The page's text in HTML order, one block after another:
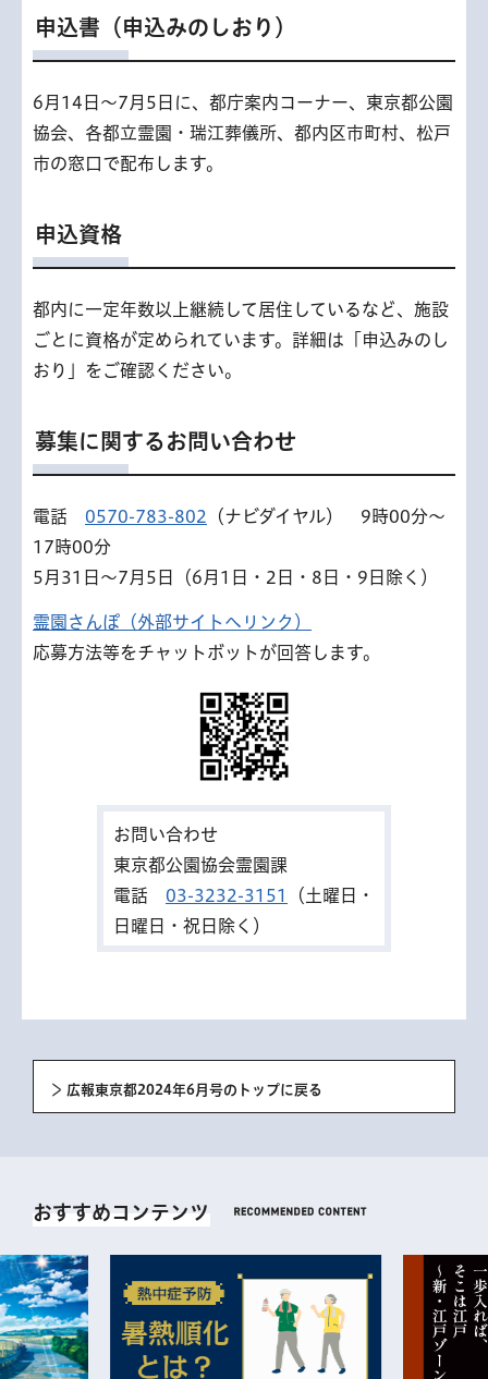
申込書（申込みのしおり）
6月14日～7月5日に、都庁案内コーナー、東京都公園
協会、各都立霊園・瑞江葬儀所、都内区市町村、松戸
市の窓口で配布します。
申込資格
都内に一定年数以上継続して居住しているなど、施設
ごとに資格が定められています。詳細は「申込みのし
おり」をご確認ください。
募集に関するお問い合わせ
電話 0570-783-802 （ナビダイヤル） 9時00分～
17時00分
5月31日～7月5日（6月1日・2日・8日・9日除く）
霊園さんぽ（外部サイトへリンク）
応募方法等をチャットボットが回答します。
お問い合わせ
東京都公園協会霊園課
電話 03-3232-3151
（土曜日・
日曜日・祝日除く）
広報東京都2024年6月号のトップに戻る
おすすめコンテンツ